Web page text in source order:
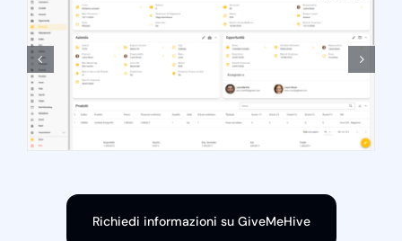
Richiedi informazioni su GiveMeHive